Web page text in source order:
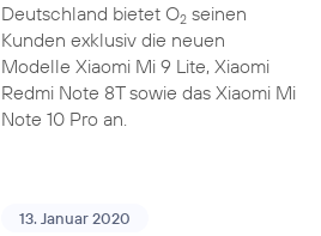
Deutschland bietet O2seinen
Kunden exklusiv die neuen
Modelle Xiaomi Mi 9 Lite, Xiaomi
Redmi Note 8T sowie das Xiaomi Mi
Note 10 Pro an.
13. Januar 2020